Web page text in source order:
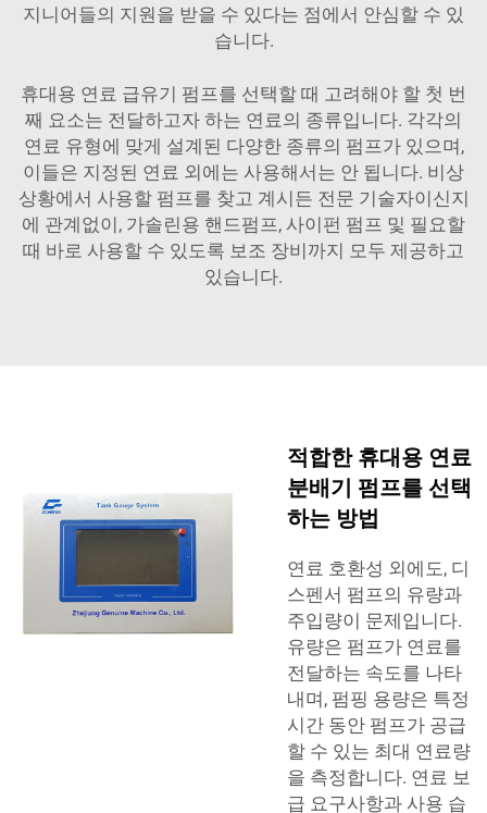
지니어들의 지원을 받을 수 있다는 점에서 안심할 수 있
습니다.
휴대용 연료 급유기 펌프를 선택할 때 고려해야 할 첫 번
째 요소는 전달하고자 하는 연료의 종류입니다. 각각의
연료 유형에 맞게 설계된 다양한 종류의 펌프가 있으며,
이들은 지정된 연료 외에는 사용해서는 안 됩니다. 비상
상황에서 사용할 펌프를 찾고 계시든 전문 기술자이신지
에 관계없이, 가솔린용 핸드펌프, 사이펀 펌프 및 필요할
때 바로 사용할 수 있도록 보조 장비까지 모두 제공하고
있습니다.
적합한 휴대용 연료
분배기 펌프를 선택
하는 방법
연료 호환성 외에도, 디
스펜서 펌프의 유량과
주입량이 문제입니다.
유량은 펌프가 연료를
전달하는 속도를 나타
내며, 펌핑 용량은 특정
시간 동안 펌프가 공급
할 수 있는 최대 연료량
을 측정합니다. 연료 보
급 요구사항과 사용 습